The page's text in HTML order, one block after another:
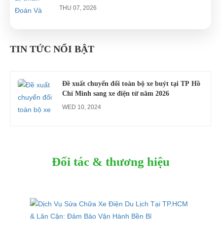
Nghiệp
THU 07, 2026
gổ khi đón du khách ở Quy Nhơn
TIN TỨC NỔI BẬT
Đề xuất chuyển đổi toàn bộ xe buýt tại TP Hồ
Chí Minh sang xe điện từ năm 2026
WED 10, 2024
Đối tác & thương hiệu